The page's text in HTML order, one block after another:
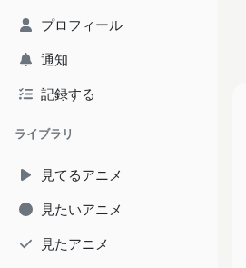
プロフィール
通知
記録する
ライブラリ
見てるアニメ
見たいアニメ
見たアニメ